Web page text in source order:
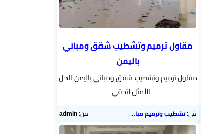
مقاول ترميم وتشطيب شقق ومباني
باليمن
مقاول ترميم وتشطيب شقق ومباني باليمن:الحل
الأمثل لتحقي...
في:تشطيب وترميم مباني من:admin